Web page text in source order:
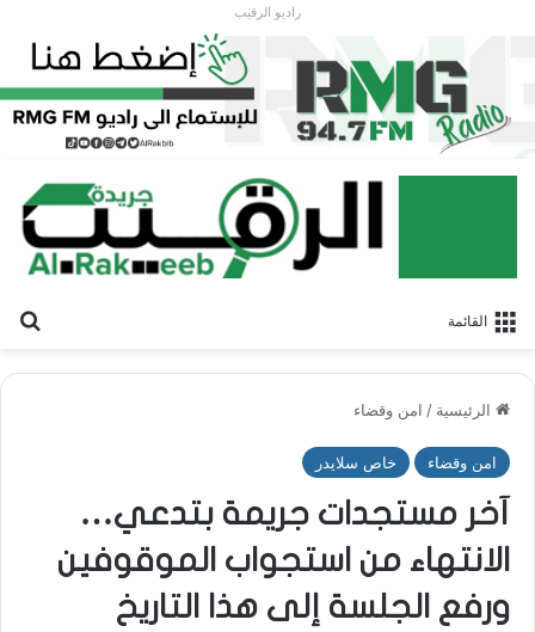
راديو الرقيب
القائمة
الرئيسية / امن وقضاء
امن وقضاء خاص سلايدر
آخر مستجدات جريمة بتدعي…
الانتهاء من استجواب الموقوفين
ورفع الجلسة إلى هذا التاريخ